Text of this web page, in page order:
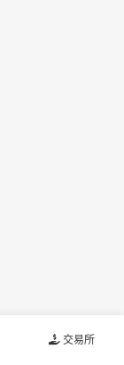
交易所